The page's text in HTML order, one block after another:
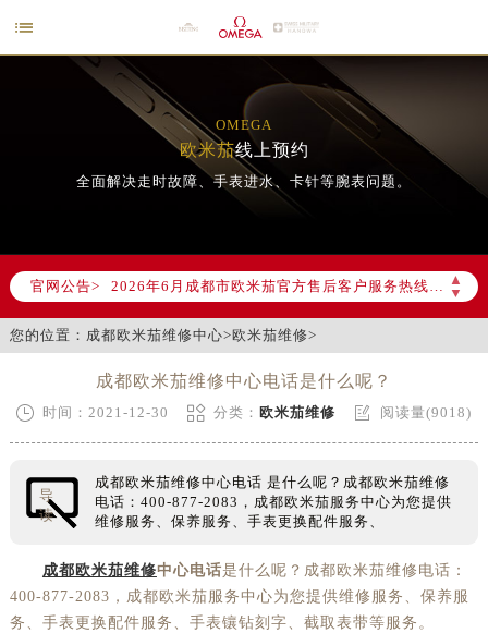

OMEGA
欧米茄线上预约
全面解决走时故障、手表进水、卡针等腕表问题。
官网公告>
▲
▼
2026年6月欧米茄售后服务中心最新网点地址：
四川省成都市锦江区人民东路6号SAC东原中心24层2406B室欧米茄售后服务中心（需提前预约）
节假日正常营业！
您的位置： 成都欧米茄维修中心>欧米茄维修>
成都欧米茄维修中心电话是什么呢？
 时间：2021-12-30  分类： 欧米茄维修  阅读量(9018)
导
读
成都欧米茄维修中心电话 是什么呢？成都欧米茄维修
电话：400-877-2083，成都欧米茄服务中心为您提供
维修服务、保养服务、手表更换配件服务、
成都欧米茄维修中心电话是什么呢？成都欧米茄维修电话：
400-877-2083，成都欧米茄服务中心为您提供维修服务、保养服
务、手表更换配件服务、手表镶钻刻字、截取表带等服务。